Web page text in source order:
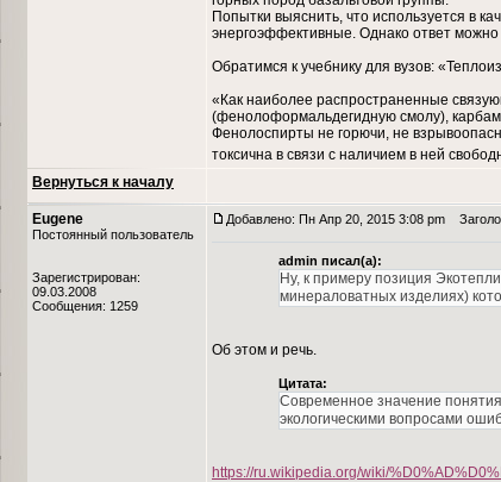
Попытки выяснить, что используется в
энергоэффективные. Однако ответ можно
Обратимся к учебнику для вузов:
«Как наиболее распространенные
(фенолоформальдегидную смолу),
Фенолоспирты не горючи, не
токсична в связи с наличием в ней
Вернуться к началу
Eugene
Постоянный пользователь
Зарегистрирован:
09.03.2008
Сообщения: 1259
Добавлено: Пн Апр 20, 2015 3:08 pm
admin писал(а):
Ну, к примеру позиция
минераловатных изделиях)
Об этом и речь.
Цитата:
Современное значение
экологическими вопросами
https://ru.wikipedia.org/wiki/